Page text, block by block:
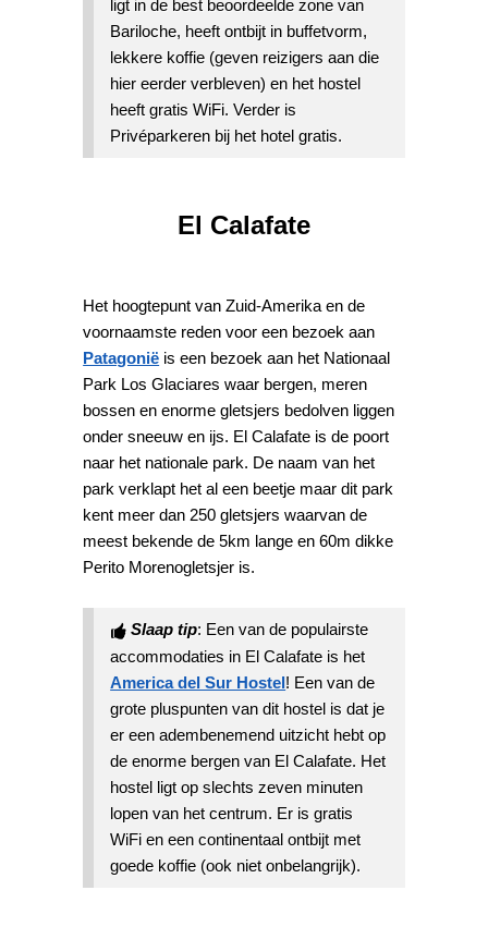
ligt in de best beoordeelde zone van
Bariloche, heeft ontbijt in buffetvorm,
lekkere koffie (geven reizigers aan die
hier eerder verbleven) en het hostel
heeft gratis WiFi. Verder is
Privéparkeren bij het hotel gratis.
El Calafate
Het hoogtepunt van Zuid-Amerika en de
voornaamste reden voor een bezoek aan
Patagonië is een bezoek aan het Nationaal
Park Los Glaciares waar bergen, meren
bossen en enorme gletsjers bedolven liggen
onder sneeuw en ijs. El Calafate is de poort
naar het nationale park. De naam van het
park verklapt het al een beetje maar dit park
kent meer dan 250 gletsjers waarvan de
meest bekende de 5km lange en 60m dikke
Perito Morenogletsjer is.
Slaap tip: Een van de populairste
accommodaties in El Calafate is het
America del Sur Hostel! Een van de
grote pluspunten van dit hostel is dat je
er een adembenemend uitzicht hebt op
de enorme bergen van El Calafate. Het
hostel ligt op slechts zeven minuten
lopen van het centrum. Er is gratis
WiFi en een continentaal ontbijt met
goede koffie (ook niet onbelangrijk).